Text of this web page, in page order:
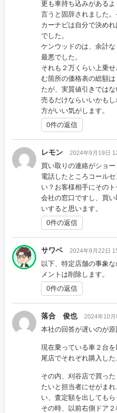
更も車持ち込みがある
言うと固辞されました。
カーナビは自分で決め
でした。
ケンウッドのは、余計
最悪でした。
それも２万くらい上乗
む箇所の価格表の総額
たが、実質値引きではな
売るだけならいいかも
方がいい気がします。
0件の返信
レモン 2024年9月19日
買い取りの連絡がショ
電話したところコール
い？お客様相手にそのト
会社の窓口ですし、買
いすると思います。
0件の返信
サワベ 2024年9月22日
以下、特定店舗の事象
メントは削除します。
0件の返信
落合 俊也 2024年10
本社の回答が遅いのが
現在乗っている車２台
尾店でそれぞれ購入した
その内、刈谷店で買っ
たいと担当者にせがま
い、査定額を出してもら
その時、以前右側ドア